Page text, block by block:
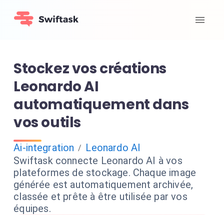
Stockez vos créations
Leonardo AI
automatiquement dans
vos outils
Ai-integration / Leonardo AI
Swiftask connecte Leonardo AI à vos
plateformes de stockage. Chaque image
générée est automatiquement archivée,
classée et prête à être utilisée par vos
équipes.